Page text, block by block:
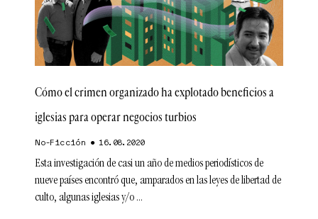
Cómo el crimen organizado ha explotado beneficios a
iglesias para operar negocios turbios
No-Ficción 16.08.2020
Esta investigación de casi un año de medios periodísticos de
nueve países encontró que, amparados en las leyes de libertad de
culto, algunas iglesias y/o